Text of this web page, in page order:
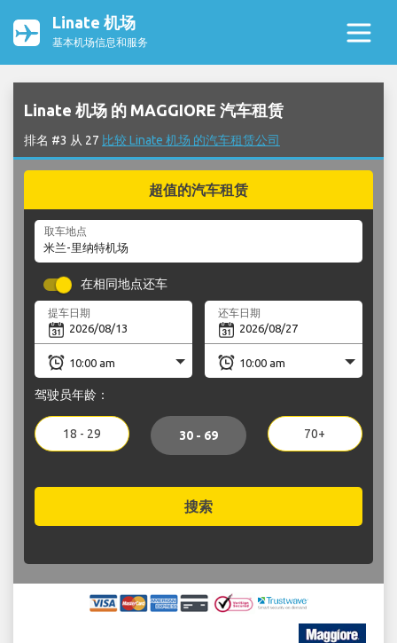
Linate 机场
基本机场信息和服务
Linate 机场 的 MAGGIORE 汽车租赁
排名 #3 从 27 比较 Linate 机场 的汽车租赁公司
超值的汽车租赁
取车地点
在相同地点还车
提车日期 还车日期
驾驶员年龄：
18 - 29 30 - 69 70+
搜索